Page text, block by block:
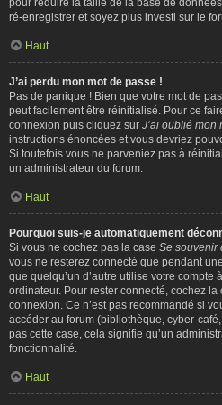
ré-enregistrer et soyez plus investi sur le
Haut
J’ai perdu mon mot de passe !
Pas de panique ! Bien que votre mot de
peut facilement être réinitialisé. Pour ce
connexion puis cliquez sur J’ai oublié mon
instructions énoncées et vous devriez
Si toutefois vous ne parveniez pas à
un administrateur du forum.
Haut
Pourquoi suis-je automatiquement
Si vous ne cochez pas la case Se souvenir
vous ne resterez connecté que pendant
que quelqu’un d’autre utilise votre compte
ordinateur. Pour rester connecté, cochez la
connexion. Ce n’est pas recommandé si
accéder au forum (bibliothèque, cyber-
pas cette case, cela signifie qu’un
fonctionnalité.
Haut